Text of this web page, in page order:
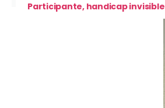
Participante, handicap invisible